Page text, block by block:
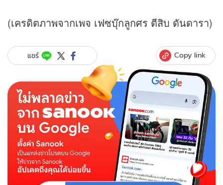
(เครดิตภาพจากเพจ เฟซบุ๊กลูกศร ตีสิบ ดันดารา)
แชร์ Copy link